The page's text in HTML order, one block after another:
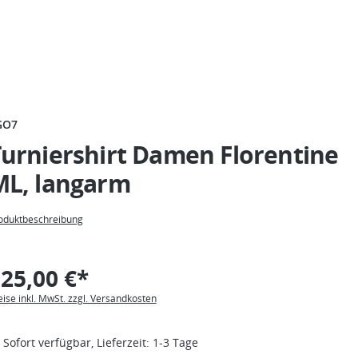
Damen Florentine
langarm
€*
inkl. MwSt. zzgl. Versandkosten
Sofort verfügbar, Lieferzeit: 1-3 Tage